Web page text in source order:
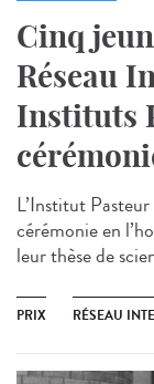
Cinq
Réseau
Instituts
L’Institut
cérémonie en
leur thèse de
PRIX RÉSEAU